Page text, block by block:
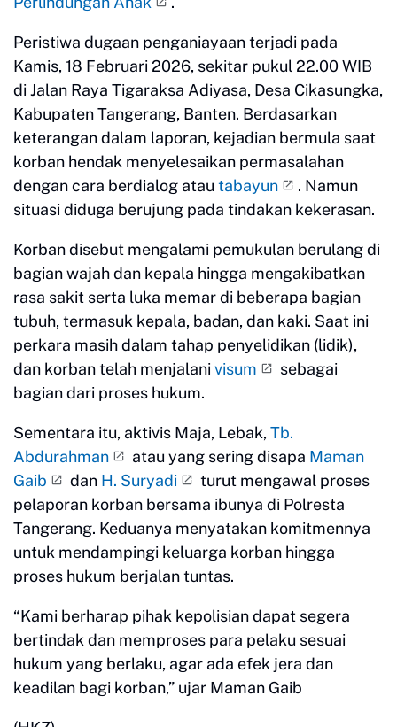
Peristiwa dugaan penganiayaan terjadi pada
Kamis, 18 Februari 2026, sekitar pukul 22.00 WIB
di Jalan Raya Tigaraksa Adiyasa, Desa Cikasungka,
Kabupaten Tangerang, Banten. Berdasarkan
keterangan dalam laporan, kejadian bermula saat
korban hendak menyelesaikan permasalahan
dengan cara berdialog atau tabayun
. Namun
situasi diduga berujung pada tindakan kekerasan.
Korban disebut mengalami pemukulan berulang di
bagian wajah dan kepala hingga mengakibatkan
rasa sakit serta luka memar di beberapa bagian
tubuh, termasuk kepala, badan, dan kaki. Saat ini
perkara masih dalam tahap penyelidikan (lidik),
dan korban telah menjalani visum
sebagai
bagian dari proses hukum.
Sementara itu, aktivis Maja, Lebak, Tb.
Abdurahman
atau yang sering disapa Maman
Gaib
dan H. Suryadi
turut mengawal proses
pelaporan korban bersama ibunya di Polresta
Tangerang. Keduanya menyatakan komitmennya
untuk mendampingi keluarga korban hingga
proses hukum berjalan tuntas.
“Kami berharap pihak kepolisian dapat segera
bertindak dan memproses para pelaku sesuai
hukum yang berlaku, agar ada efek jera dan
keadilan bagi korban,” ujar Maman Gaib